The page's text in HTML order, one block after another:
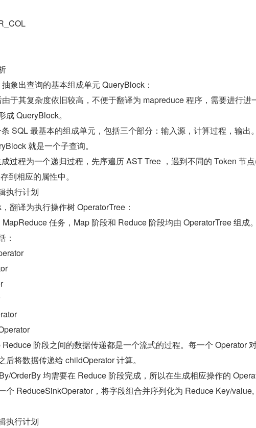
象出查询的基本组成单元 QueryBlock：
于其复杂度依旧较高，不便于翻译为 mapreduce 程序，需要进行进
QueryBlock。
SQL 最基本的组成单元，包括三个部分：输入源，计算过程，输出
就是一个子查询。
过程为一个递归过程，先序遍历 AST Tree ，遇到不同的 Token 节
到相应的属性中。
执行计划
翻译为执行操作树 OperatorTree：
任务，Map 阶段和 Reduce 阶段均由 OperatorTree 组成
：
Reduce 阶段之间的数据传递都是一个流式的过程。每一个 Operator
后将数据传递给 childOperator 计算。
OrderBy 均需要在 Reduce 阶段完成，所以在生成相应操作的
个 ReduceSinkOperator，将字段组合并序列化为 Reduce Key/
执行计划